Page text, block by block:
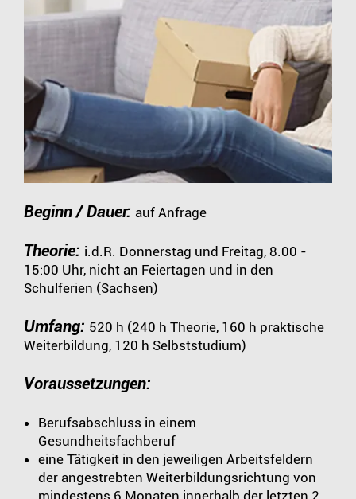
Beginn / Dauer: auf Anfrage
Theorie: i.d.R. Donnerstag und Freitag, 8.00 -
15:00 Uhr, nicht an Feiertagen und in den
Schulferien (Sachsen)
Umfang: 520 h (240 h Theorie, 160 h praktische
Weiterbildung, 120 h Selbststudium)
Voraussetzungen:
Berufsabschluss in einem
Gesundheitsfachberuf
eine Tätigkeit in den jeweiligen Arbeitsfeldern
der angestrebten Weiterbildungsrichtung von
mindestens 6 Monaten innerhalb der letzten 2